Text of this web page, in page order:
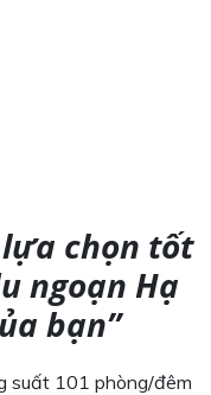
chọn tốt
ngoạn Hạ
bạn”
suất 101 phòng/đêm